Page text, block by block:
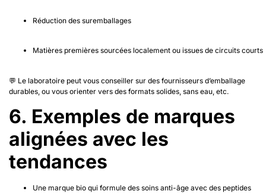
Réduction des suremballages
Matières premières sourcées localement ou issues de circuits courts
💬 Le laboratoire peut vous conseiller sur des fournisseurs d’emballage
durables, ou vous orienter vers des formats solides, sans eau, etc.
6. Exemples de marques
alignées avec les
tendances
Une marque bio qui formule des soins anti-âge avec des peptides